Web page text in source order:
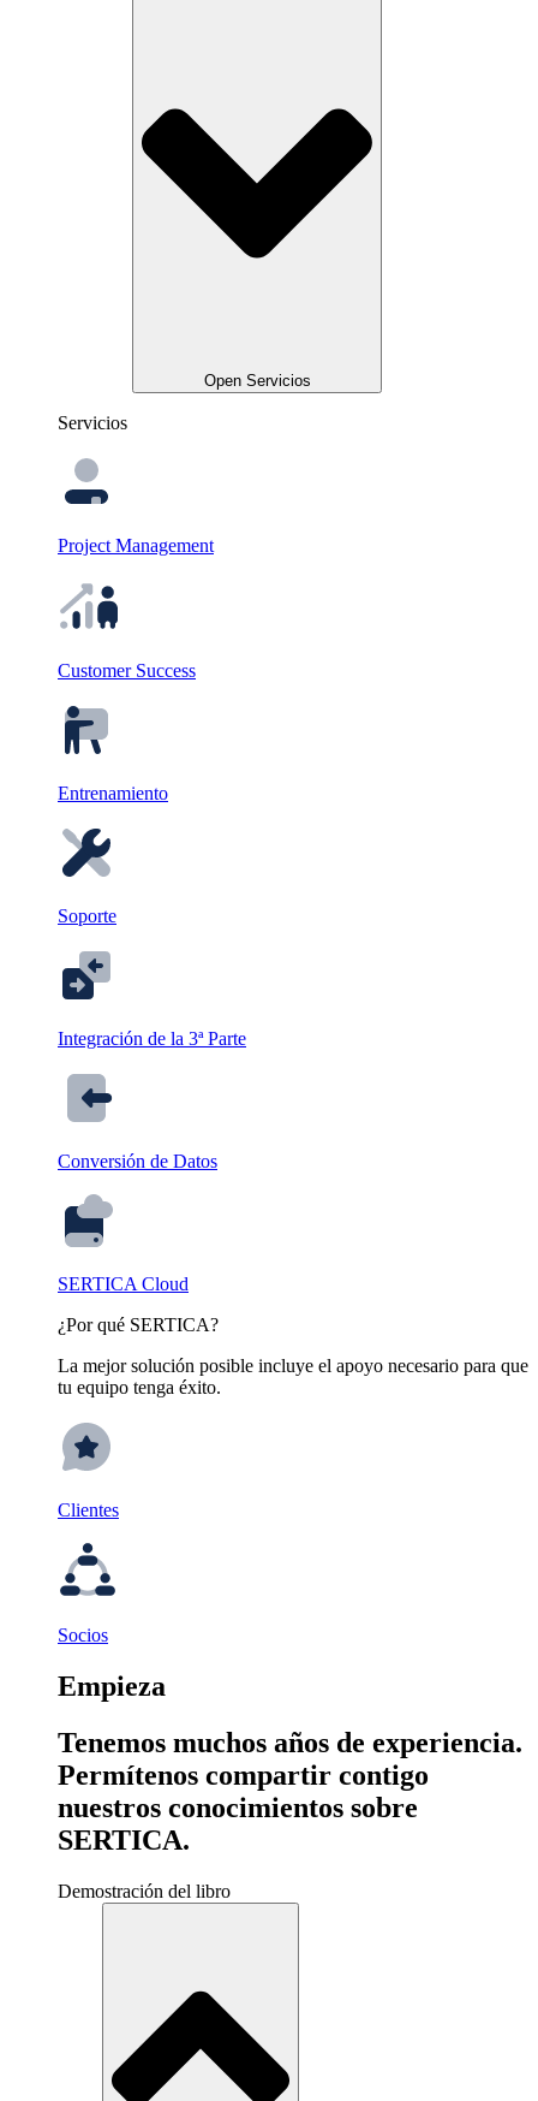
Open Servicios
Servicios
Project Management
Customer Success
Entrenamiento
Soporte
Integración de la 3ª Parte
Conversión de Datos
SERTICA Cloud
¿Por qué SERTICA?
La mejor solución posible incluye el apoyo necesario para que
tu equipo tenga éxito.
Clientes
Socios
Empieza
Tenemos muchos años de experiencia.
Permítenos compartir contigo
nuestros conocimientos sobre
SERTICA.
Demostración del libro